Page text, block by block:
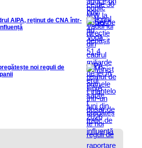
AIPA, reținut de CNA într-
noi reguli de